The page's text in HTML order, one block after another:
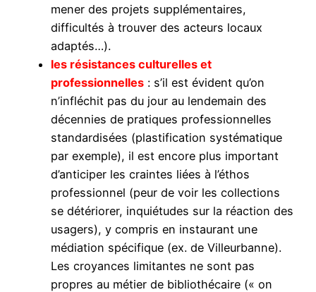
mener des projets supplémentaires,
difficultés à trouver des acteurs locaux
adaptés…).
les résistances culturelles et
professionnelles : s’il est évident qu’on
n’infléchit pas du jour au lendemain des
décennies de pratiques professionnelles
standardisées (plastification systématique
par exemple), il est encore plus important
d’anticiper les craintes liées à l’éthos
professionnel (peur de voir les collections
se détériorer, inquiétudes sur la réaction des
usagers), y compris en instaurant une
médiation spécifique (ex. de Villeurbanne).
Les croyances limitantes ne sont pas
propres au métier de bibliothécaire (« on